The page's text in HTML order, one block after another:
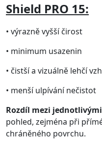
Shield PRO 15:
• výrazně vyšší čirost
• minimum usazenin
• čistší a vizuálně lehčí
• menší ulpívání nečistot
Rozdíl mezi
pohled, zejména při
chráněného povrchu.